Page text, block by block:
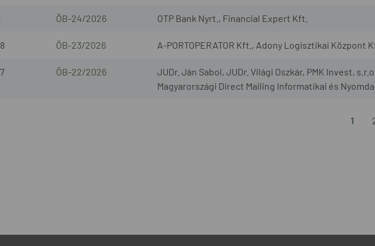
ÖB-24/2026 OTP Bank Nyrt., Financial Expert Kft.
ÖB-23/2026 A-PORTOPERATOR Kft., Adony Logisztikai Központ
ÖB-22/2026
JUDr. Ján Sabol, JUDr. Világi Oszkár, PMK Invest,
Magyarországi Direct Mailing Informatikai és
1